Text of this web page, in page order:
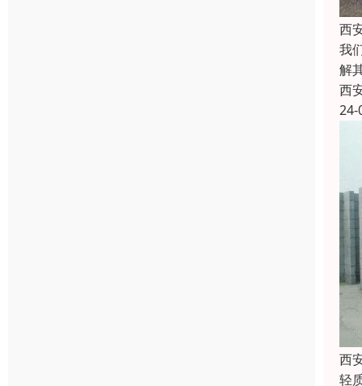
西
我
解
西
24-
西
轻